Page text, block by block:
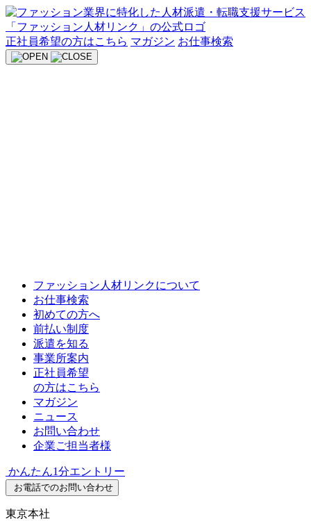
Skip
to
content
正社員希望の方はこちら マガジン お仕事検索
ファッション人材リンクについて
お仕事検索
初めての方へ
前払い制度
派遣を知る
事業所案内
正社員希望
の方はこちら
マガジン
ニュース
お問い合わせ
企業ご担当者様
かんたん1分エントリー
お電話でのお問い合わせ
東京本社